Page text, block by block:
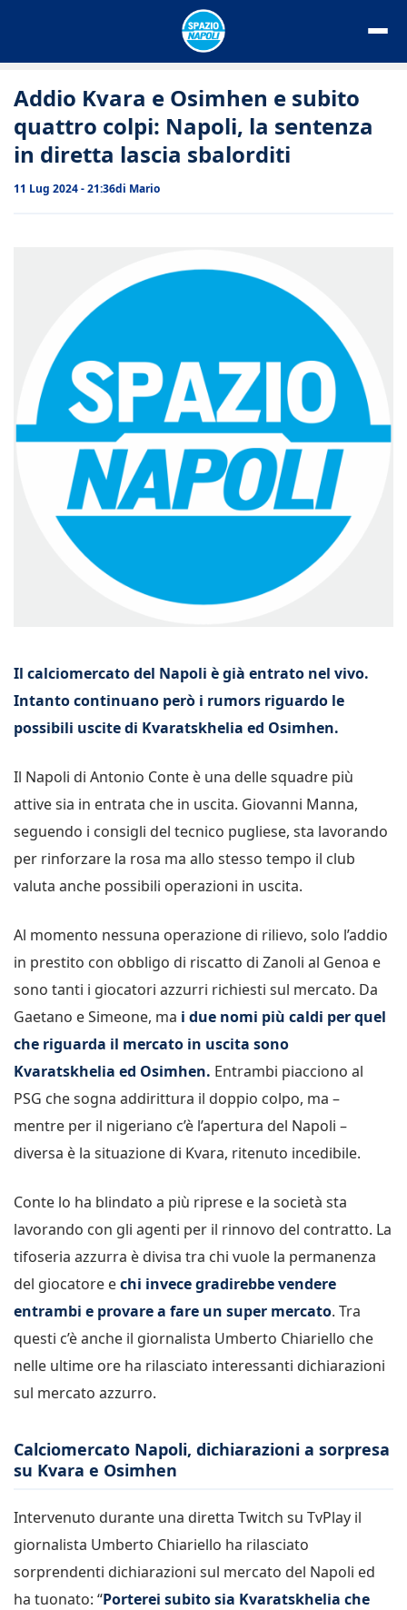
Addio Kvara e Osimhen e subito
quattro colpi: Napoli, la sentenza
in diretta lascia sbalorditi
11 Lug 2024 - 21:36di Mario
Il calciomercato del Napoli è già entrato nel vivo.
Intanto continuano però i rumors riguardo le
possibili uscite di Kvaratskhelia ed Osimhen.
Il Napoli di Antonio Conte è una delle squadre più
attive sia in entrata che in uscita. Giovanni Manna,
seguendo i consigli del tecnico pugliese, sta lavorando
per rinforzare la rosa ma allo stesso tempo il club
valuta anche possibili operazioni in uscita.
Al momento nessuna operazione di rilievo, solo l’addio
in prestito con obbligo di riscatto di Zanoli al Genoa e
sono tanti i giocatori azzurri richiesti sul mercato. Da
Gaetano e Simeone, ma i due nomi più caldi per quel
che riguarda il mercato in uscita sono
Kvaratskhelia ed Osimhen. Entrambi piacciono al
PSG che sogna addirittura il doppio colpo, ma –
mentre per il nigeriano c’è l’apertura del Napoli –
diversa è la situazione di Kvara, ritenuto incedibile.
Conte lo ha blindato a più riprese e la società sta
lavorando con gli agenti per il rinnovo del contratto. La
tifoseria azzurra è divisa tra chi vuole la permanenza
del giocatore echi invece gradirebbe vendere
entrambi e provare a fare un super mercato. Tra
questi c’è anche il giornalista Umberto Chiariello che
nelle ultime ore ha rilasciato interessanti dichiarazioni
sul mercato azzurro.
Calciomercato Napoli, dichiarazioni a sorpresa
su Kvara e Osimhen
Intervenuto durante una diretta Twitch su TvPlay il
giornalista Umberto Chiariello ha rilasciato
sorprendenti dichiarazioni sul mercato del Napoli ed
ha tuonato: “Porterei subito sia Kvaratskhelia che